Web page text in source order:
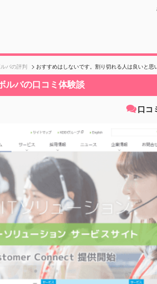
バの評判 おすすめはしないです。割り切れる人は良いと思
ルバの口コミ体験談
口コ